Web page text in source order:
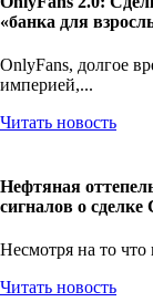
«банка для
OnlyFans, долгое
империей,...
Читать новость
Нефтяная
сигналов о
Несмотря на то что
Читать новость